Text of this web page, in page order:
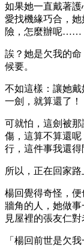
如果她一直戴著
愛找機緣巧合，
險，怎麼辦呢……
誒？她是欠我的
候要。
不如這樣：讓她
一劍，就算還了！
可就怕，這劍被
傷，這算不算還
行，這件事我還
所以，正在回家
楊回覺得奇怪，
牆角的人，她做
見屋裡的張友仁對
「楊回前世是欠